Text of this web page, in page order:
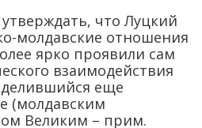
что Луцкий
молдавские отношения
ярко проявили сам
взаимодействия
еще
(молдавским
Великим – прим.